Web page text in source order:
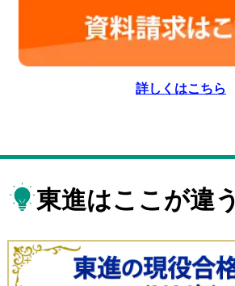
詳しくはこちら
東進はここが違う